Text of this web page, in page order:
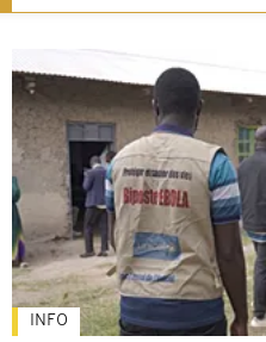
INFO